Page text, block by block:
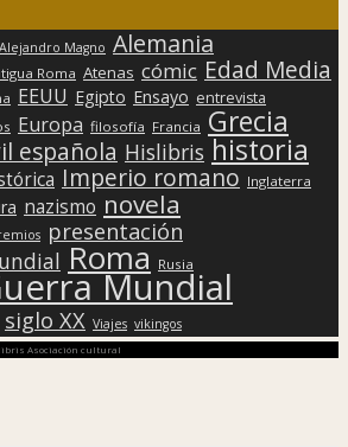
Alejandro Magno Alemania
Roma Atenas cómic Edad Media
EEUU Egipto Ensayo entrevista
Europa filosofía Francia Grecia
española Hislibris historia
Imperio romano Inglaterra
nazismo novela
presentación
Roma Rusia
Mundial
siglo XX Viajes vikingos
Asociación cultural